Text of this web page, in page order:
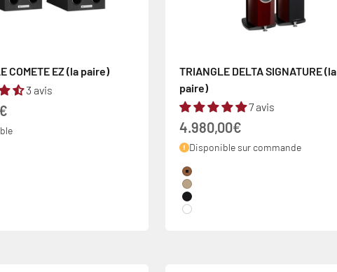
COMETE EZ (la paire)
3 avis
TRIANGLE DELTA SIGNATURE (la
paire)
7 avis
Prix de vente
4.980,00€
Disponible sur commande
Couleur
Acajou
Chêne
Noir Laqué
White